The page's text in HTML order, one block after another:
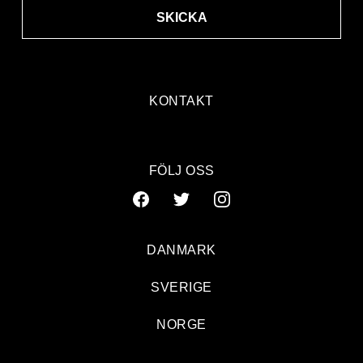
KONTAKT
SKICKA
FÖLJ OSS
DANMARK
SVERIGE
NORGE